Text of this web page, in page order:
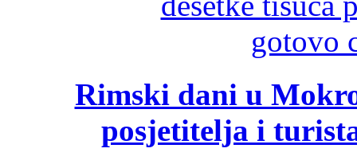
Rimski dani u
posjetitelja i